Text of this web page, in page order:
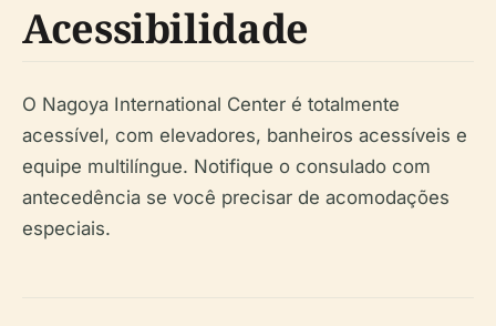
Acessibilidade
O Nagoya International Center é totalmente
acessível, com elevadores, banheiros acessíveis e
equipe multilíngue. Notifique o consulado com
antecedência se você precisar de acomodações
especiais.